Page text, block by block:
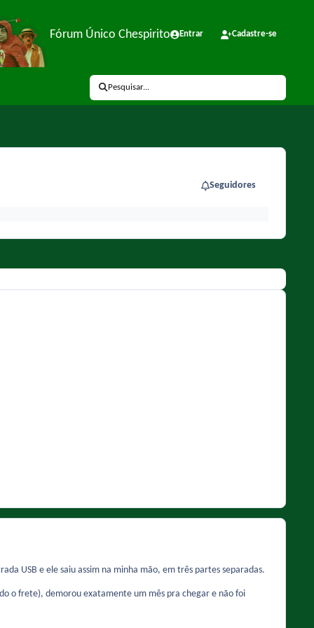
Fórum Único Chespirito Entrar Cadastre-se
Pesquisar...
Seguidores
USB e ele saiu assim na minha mão, em três partes separadas.
o frete), demorou exatamente um mês pra chegar e não foi